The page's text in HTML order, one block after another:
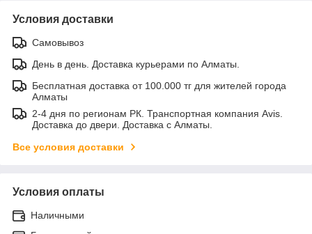
Условия доставки
Самовывоз
День в день. Доставка курьерами по Алматы.
Бесплатная доставка от 100.000 тг для жителей города
Алматы
2-4 дня по регионам РК. Транспортная компания Avis.
Доставка до двери. Доставка с Алматы.
Все условия доставки
Условия оплаты
Наличными